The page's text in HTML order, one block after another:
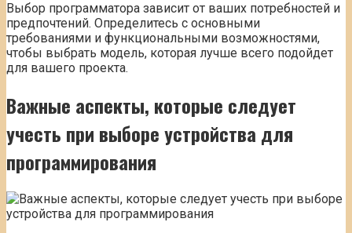
Выбор программатора зависит от ваших потребностей и
предпочтений. Определитесь с основными
требованиями и функциональными возможностями,
чтобы выбрать модель, которая лучше всего подойдет
для вашего проекта.
Важные аспекты, которые следует
учесть при выборе устройства для
программирования